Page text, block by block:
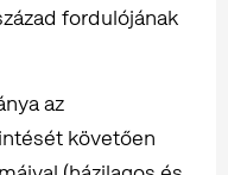
fordulójának
az
követően